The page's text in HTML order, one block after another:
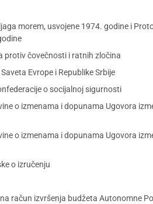
morem, usvojene 1974. godine i
protiv čovečnosti i ratnih zločina
Evrope i Republike Srbije
o socijalnoj sigurnosti
o izmenama i dopunama Ugovora
o izmenama i dopunama Ugovora
o izručenju
račun izvršenja budžeta Autonomne